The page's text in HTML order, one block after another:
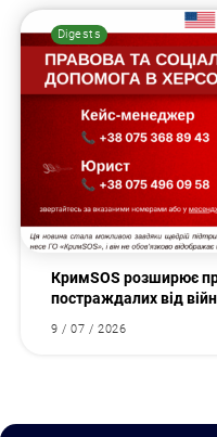
Digests
КримSOS розширює
постраждалих від
9 / 07 / 2026